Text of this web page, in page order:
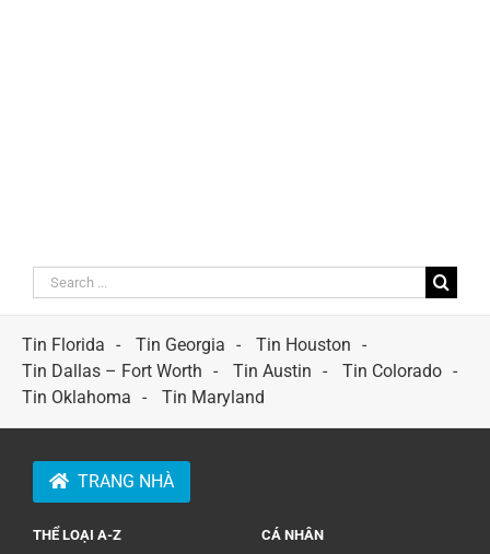
Search
for:
Tin Florida
Tin Georgia
Tin Houston
Tin Dallas – Fort Worth
Tin Austin
Tin Colorado
Tin Oklahoma
Tin Maryland
TRANG NHÀ
THỂ LOẠI A-Z CÁ NHÂN